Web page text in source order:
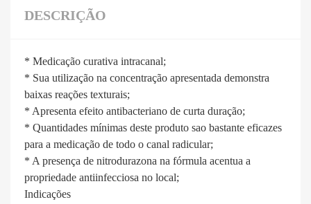
DESCRIÇÃO
* Medicação curativa intracanal;
* Sua utilização na concentração apresentada demonstra
baixas reações texturais;
* Apresenta efeito antibacteriano de curta duração;
* Quantidades mínimas deste produto sao bastante eficazes
para a medicação de todo o canal radicular;
* A presença de nitrodurazona na fórmula acentua a
propriedade antiinfecciosa no local;
Indicações